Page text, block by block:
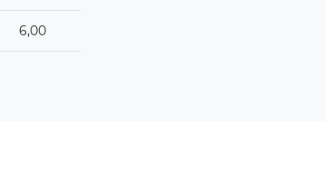
6,00